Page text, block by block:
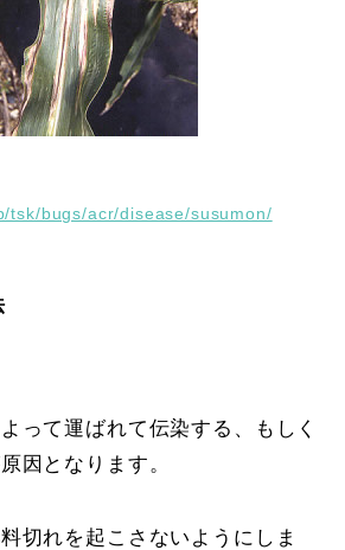
tsk/bugs/acr/disease/susumon/
って運ばれて伝染する、もしく
因となります。
切れを起こさないようにしま